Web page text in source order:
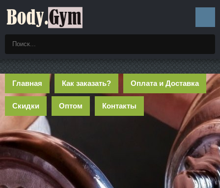
Главная Как заказать? Оплата и Доставка
Скидки Оптом Контакты